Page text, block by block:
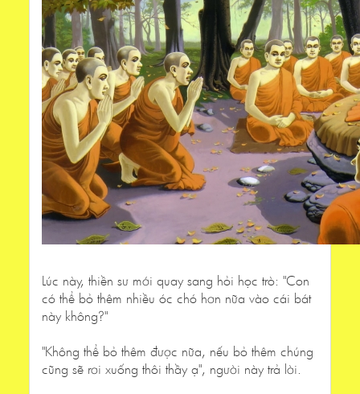
Lúc này, thiền sư mới quay sang hỏi học trò: "Con
có thể bỏ thêm nhiều óc chó hơn nữa vào cái bát
này không?"
"Không thể bỏ thêm được nữa, nếu bỏ thêm chúng
cũng sẽ rơi xuống thôi thầy ạ", người này trả lời.